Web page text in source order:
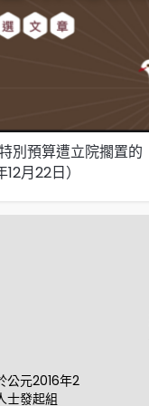
別預算遭立院擱置的
月22日）
公元2016年2
士發起組